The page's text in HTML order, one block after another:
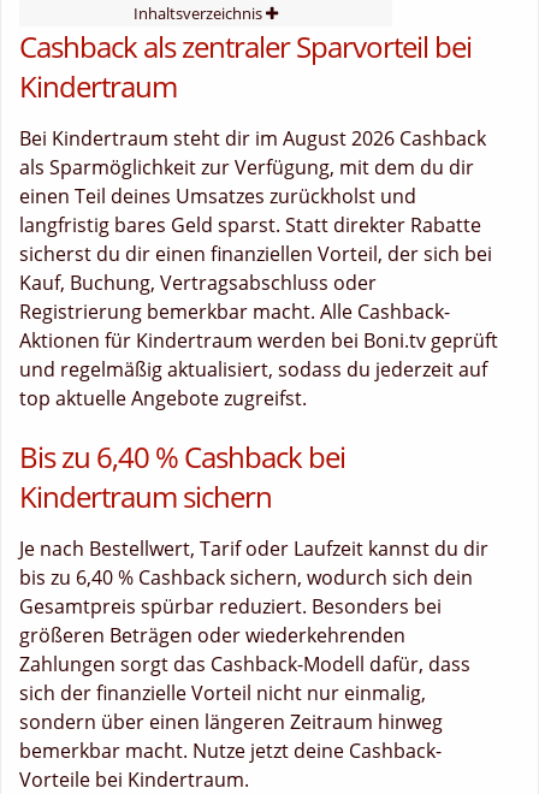
Inhaltsverzeichnis
Cashback als zentraler Sparvorteil bei
Kindertraum
Bei Kindertraum steht dir im August 2026 Cashback
als Sparmöglichkeit zur Verfügung, mit dem du dir
einen Teil deines Umsatzes zurückholst und
langfristig bares Geld sparst. Statt direkter Rabatte
sicherst du dir einen finanziellen Vorteil, der sich bei
Kauf, Buchung, Vertragsabschluss oder
Registrierung bemerkbar macht. Alle Cashback-
Aktionen für Kindertraum werden bei Boni.tv geprüft
und regelmäßig aktualisiert, sodass du jederzeit auf
top aktuelle Angebote zugreifst.
Bis zu 6,40 % Cashback bei
Kindertraum sichern
Je nach Bestellwert, Tarif oder Laufzeit kannst du dir
bis zu 6,40 % Cashback sichern, wodurch sich dein
Gesamtpreis spürbar reduziert. Besonders bei
größeren Beträgen oder wiederkehrenden
Zahlungen sorgt das Cashback-Modell dafür, dass
sich der finanzielle Vorteil nicht nur einmalig,
sondern über einen längeren Zeitraum hinweg
bemerkbar macht. Nutze jetzt deine Cashback-
Vorteile bei Kindertraum.